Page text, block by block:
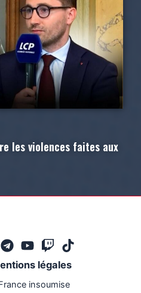
les violences faites aux
légales
insoumise